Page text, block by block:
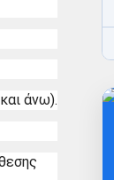
άνω).